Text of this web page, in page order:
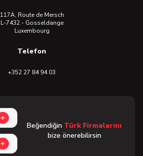
117A, Route de Mersch
L-7432 - Gosseldange
Luxembourg
Telefon
+352 27 84 94 03
Beğendiğin Türk Firmalarını
bize önerebilirsin